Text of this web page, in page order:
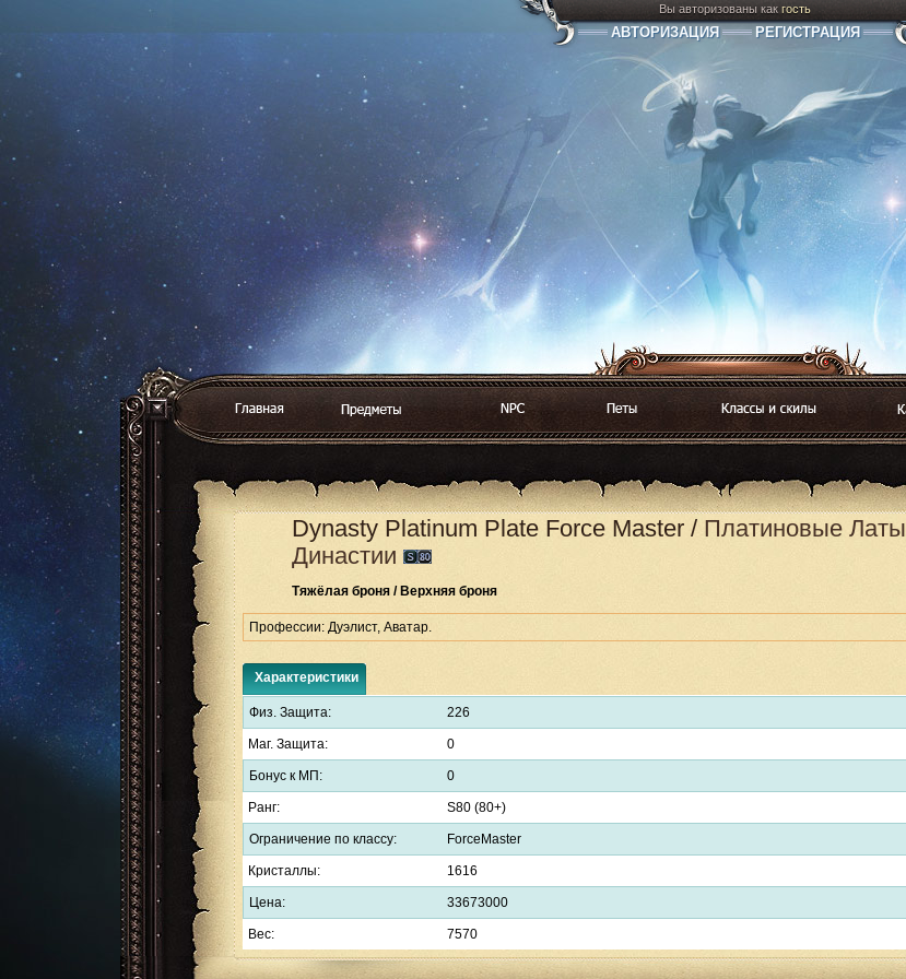
Вы авторизованы как гость
АВТОРИЗАЦИЯ РЕГИСТРАЦИЯ
Dynasty Platinum Plate Force Master/ Платиновые Латы
Династии
Тяжёлая броня / Верхняя броня
Профессии: Дуэлист, Аватар.
Характеристики
Физ. Защита: 226
Маг. Защита: 0
Бонус к МП: 0
Ранг: S80 (80+)
Ограничение по классу: ForceMaster
Кристаллы: 1616
Цена: 33673000
Вес: 7570